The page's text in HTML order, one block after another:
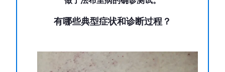
有哪些典型症状和诊断过程？